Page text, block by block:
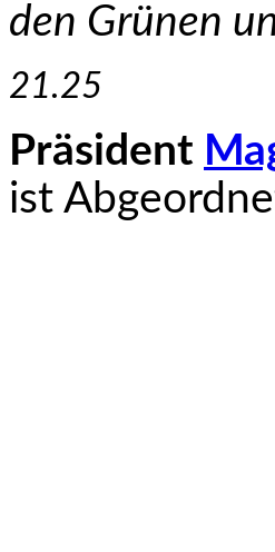
den Grünen
21.25
Präsident
ist